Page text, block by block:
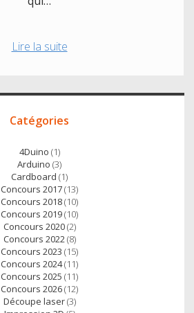
Lire la suiteObjets
–
T’Hacka
Catégories
4Duino (1)
Arduino (3)
Cardboard (1)
Concours 2017(13)
Concours 2018(10)
Concours 2019(10)
Concours 2020(2)
Concours 2022(8)
Concours 2023 (15)
Concours 2024(11)
Concours 2025 (11)
Concours 2026(12)
Découpe laser(3)